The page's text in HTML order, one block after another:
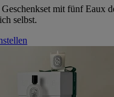
mit fünf Eaux
selbst.